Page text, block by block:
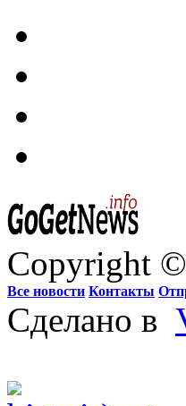
Copyright
Все новости Контакты
Сделано в